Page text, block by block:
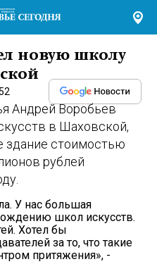
новую школу
Андрей Воробьев
в Шаховской,
здание стоимостью
рублей
У нас большая
школ искусств.
Хотел бы
за то, что такие
притяжения», -